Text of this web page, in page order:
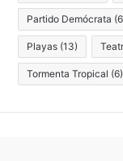
Partido Demócrata
Playas (13)
Tormenta Tropical (6)